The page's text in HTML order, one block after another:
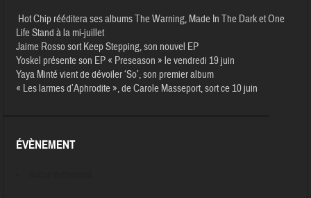
Hot Chip rééditera ses albums The Warning, Made In The Dark et One
Life Stand à la mi-juillet
Jaime Rosso sort Keep Stepping, son nouvel EP
Yoskel présente son EP « Preseason » le vendredi 19 juin
Yaya Minté vient de dévoiler ‘So’, son premier album
« Les larmes d’Aphrodite », de Carole Masseport, sort ce 10 juin
ÉVÈNEMENT